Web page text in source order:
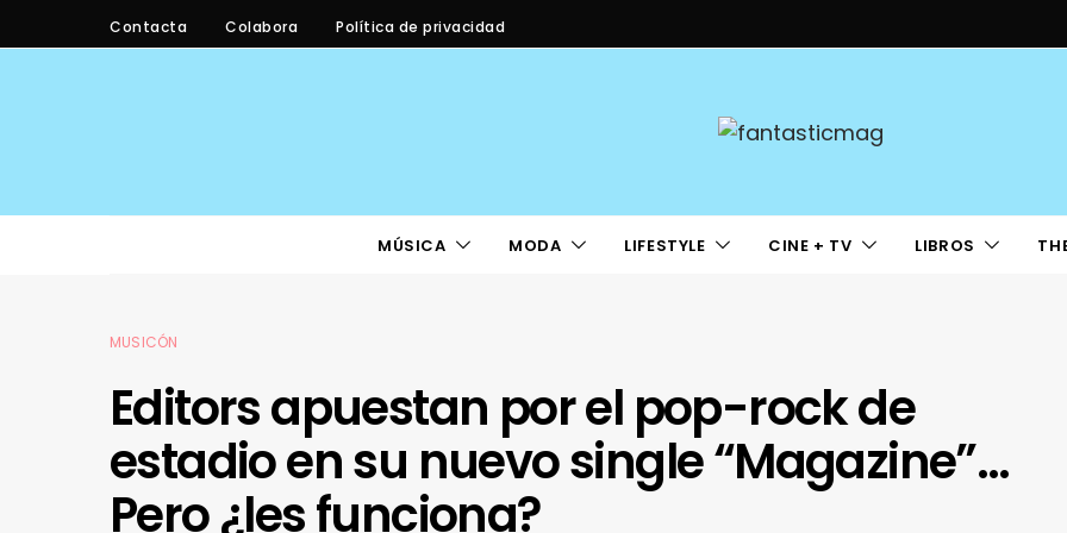
Contacta Colabora Política de privacidad
MÚSICA MODA LIFESTYLE CINE + TV LIBROS
MUSICÓN
Editors apuestan por el pop-rock de
estadio en su nuevo single “Magazine”…
Pero ¿les funciona?